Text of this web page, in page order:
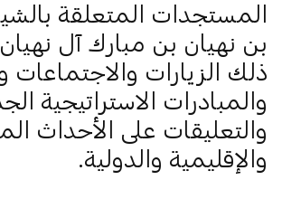
المستجدات المتعلقة
بن نهيان بن مبارك آل
ذلك الزيارات والاجتماعات
والمبادرات الاستراتيجية
والتعليقات على الأحداث
والإقليمية والدولية.